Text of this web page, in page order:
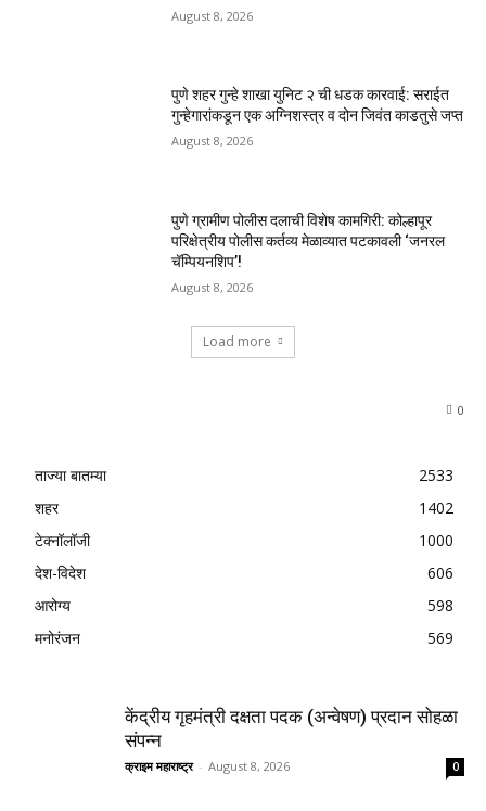
August 8, 2026
पुणे शहर गुन्हे शाखा युनिट २ ची धडक कारवाई: सराईत
गुन्हेगारांकडून एक अग्निशस्त्र व दोन जिवंत काडतुसे जप्त
August 8, 2026
पुणे ग्रामीण पोलीस दलाची विशेष कामगिरी: कोल्हापूर
परिक्षेत्रीय पोलीस कर्तव्य मेळाव्यात पटकावली ‘जनरल
चॅम्पियनशिप’!
August 8, 2026
Load more
0
ताज्या बातम्या
2533
शहर
1402
टेक्नॉलॉजी
1000
देश-विदेश
606
आरोग्य
598
मनोरंजन
569
केंद्रीय गृहमंत्री दक्षता पदक (अन्वेषण) प्रदान सोहळा
संपन्न
क्राइम महाराष्ट्र - August 8, 2026 0